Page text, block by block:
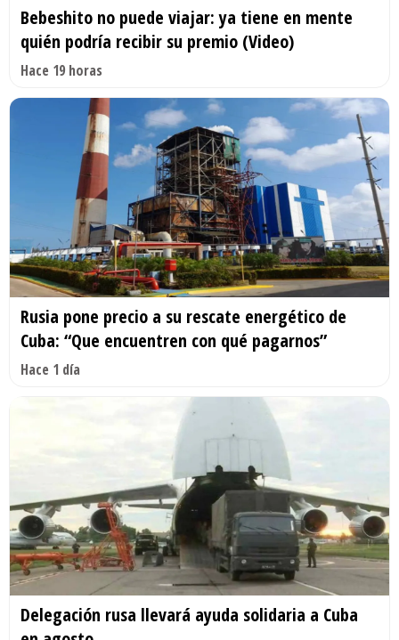
Bebeshito no puede viajar: ya tiene en mente
quién podría recibir su premio (Video)
Hace 19 horas
Rusia pone precio a su rescate energético de
Cuba: “Que encuentren con qué pagarnos”
Hace 1 día
Delegación rusa llevará ayuda solidaria a Cuba